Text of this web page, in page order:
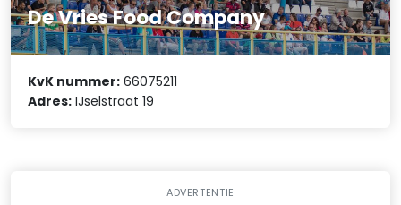
De Vries Food Company
KvK nummer: 66075211
Adres: IJselstraat 19
ADVERTENTIE